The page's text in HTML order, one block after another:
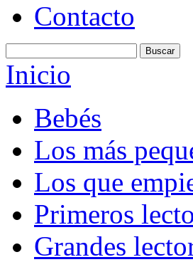
Contacto
Inicio
Bebés
Los más
Los que
Primeros
Grandes